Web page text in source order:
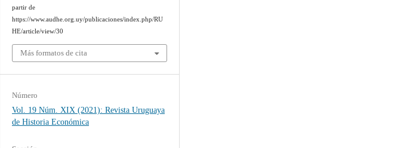
partir de
https://www.audhe.org.uy/publicaciones/index.php/RU
HE/article/view/30
Más formatos de cita
Número
Vol. 19 Núm. XIX (2021): Revista Uruguaya
de Historia Económica